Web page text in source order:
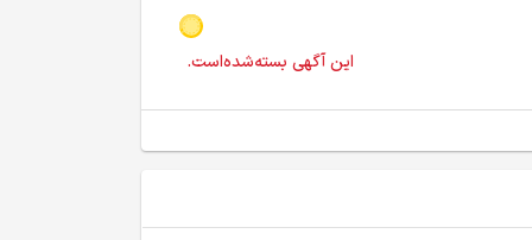
این آگهی بسته‌شده‌است.